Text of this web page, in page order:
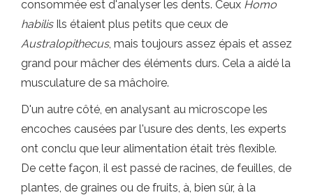
consommée est d'analyser les dents. Ceux Homo
habilisIls étaient plus petits que ceux de
Australopithecus, mais toujours assez épais et assez
grand pour mâcher des éléments durs. Cela a aidé la
musculature de sa mâchoire.
D'un autre côté, en analysant au microscope les
encoches causées par l'usure des dents, les experts
ont conclu que leur alimentation était très flexible.
De cette façon, il est passé de racines, de feuilles, de
plantes, de graines ou de fruits, à, bien sûr, à la